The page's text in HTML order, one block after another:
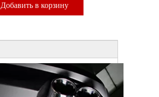
Добавить в корзину